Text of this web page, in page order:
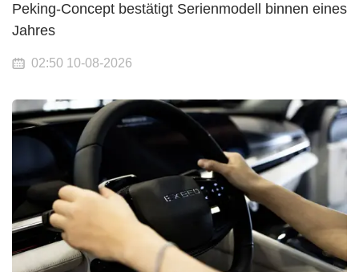
Peking-Concept bestätigt Serienmodell binnen eines
Jahres
02:50 10-08-2026